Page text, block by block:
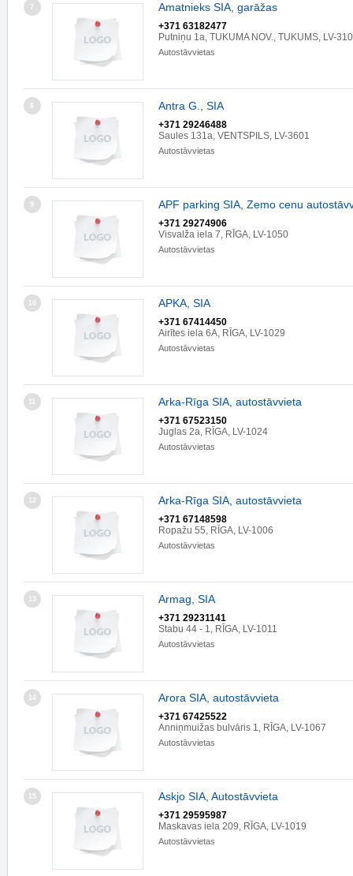
7 Amatnieks SIA, garāžas
+371 63182477
Putniņu 1a, TUKUMA NOV., TUKUMS, LV-
Autostāvvietas
8 Antra G., SIA
+371 29246488
Saules 131a, VENTSPILS, LV-3601
Autostāvvietas
9 APF parking SIA, Zemo cenu
+371 29274906
Visvalža iela 7, RĪGA, LV-1050
Autostāvvietas
10 APKA, SIA
+371 67414450
Airītes iela 6A, RĪGA, LV-1029
Autostāvvietas
11 Arka-Rīga SIA, autostāvvieta
+371 67523150
Juglas 2a, RĪGA, LV-1024
Autostāvvietas
12 Arka-Rīga SIA, autostāvvieta
+371 67148598
Ropažu 55, RĪGA, LV-1006
Autostāvvietas
13 Armag, SIA
+371 29231141
Stabu 44 - 1, RĪGA, LV-1011
Autostāvvietas
14 Arora SIA, autostāvvieta
+371 67425522
Anniņmuižas bulvāris 1, RĪGA, LV-1067
Autostāvvietas
15 Askjo SIA, Autostāvvieta
+371 29595987
Maskavas iela 209, RĪGA, LV-1019
Autostāvvietas